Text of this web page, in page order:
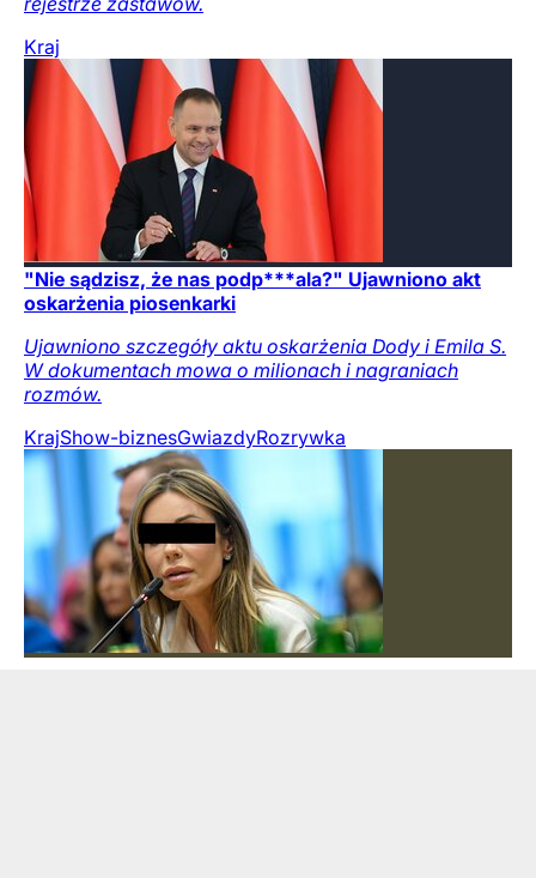
Kraj
"Nie sądzisz, że nas podp***ala?" Ujawniono akt
oskarżenia piosenkarki
Ujawniono szczegóły aktu oskarżenia Dody i Emila S.
W dokumentach mowa o milionach i nagraniach
rozmów.
KrajShow-biznesGwiazdyRozrywka